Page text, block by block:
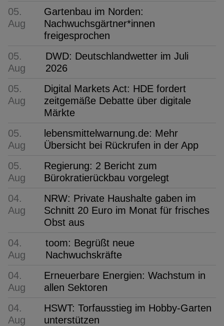
05.
Aug
Gartenbau im Norden:
Nachwuchsgärtner*innen
freigesprochen
05.
Aug
DWD: Deutschlandwetter im Juli
2026
05.
Aug
Digital Markets Act: HDE fordert
zeitgemäße Debatte über digitale
Märkte
05.
Aug
lebensmittelwarnung.de: Mehr
Übersicht bei Rückrufen in der App
05.
Aug
Regierung: 2 Bericht zum
Bürokratierückbau vorgelegt
04.
Aug
NRW: Private Haushalte gaben im
Schnitt 20 Euro im Monat für frisches
Obst aus
04.
Aug
toom: Begrüßt neue
Nachwuchskräfte
04.
Aug
Erneuerbare Energien: Wachstum in
allen Sektoren
04.
Aug
HSWT: Torfausstieg im Hobby-Garten
unterstützen